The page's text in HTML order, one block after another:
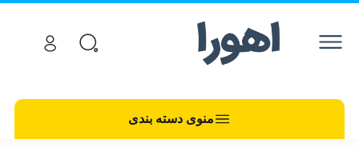
منوی دسته بندی